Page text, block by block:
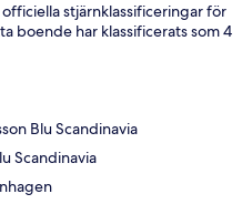
stjärnklassificeringar för
boende har klassificerats som 4
Blu Scandinavia
Scandinavia